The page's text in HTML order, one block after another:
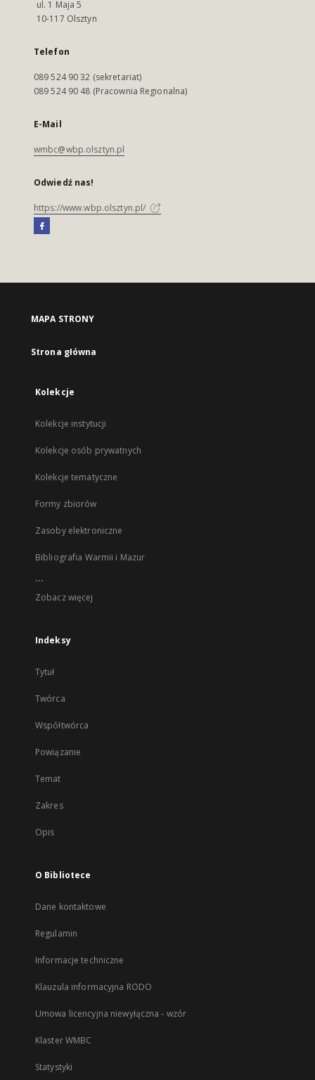
ul. 1 Maja 5
10-117 Olsztyn
Telefon
089 524 90 32 (sekretariat)
089 524 90 48 (Pracownia Regionalna)
E-Mail
wmbc@wbp.olsztyn.pl
Odwiedź nas!
https://www.wbp.olsztyn.pl/
MAPA STRONY
Strona główna
Kolekcje
Kolekcje instytucji
Kolekcje osób prywatnych
Kolekcje tematyczne
Formy zbiorów
Zasoby elektroniczne
Bibliografia Warmii i Mazur
...
Zobacz więcej
Indeksy
Tytuł
Twórca
Współtwórca
Powiązanie
Temat
Zakres
Opis
O Bibliotece
Dane kontaktowe
Regulamin
Informacje techniczne
Klauzula informacyjna RODO
Umowa licencyjna niewyłączna - wzór
Klaster WMBC
Statystyki